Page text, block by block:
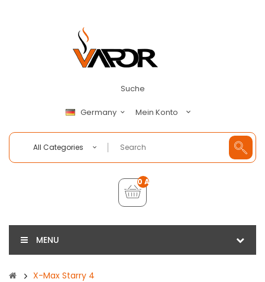
Suche
Germany Mein Konto
All Categories
0 Artikel - €0,00
MENU
X-Max Starry 4